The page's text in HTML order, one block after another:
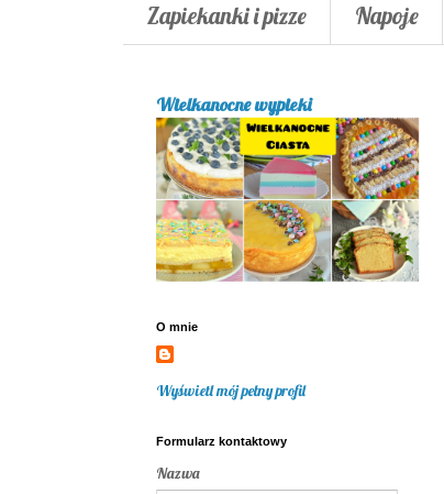
Zapiekanki i pizze
Napoje
Wielkanocne wypieki
O mnie
Wyświetl mój pełny profil
Formularz kontaktowy
Nazwa